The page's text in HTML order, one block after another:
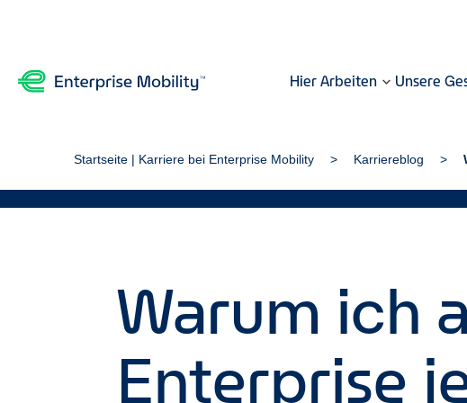
Hier Arbeiten Unsere
Startseite | Karriere bei Enterprise Mobility Karriereblog
Warum ich
Enterprise